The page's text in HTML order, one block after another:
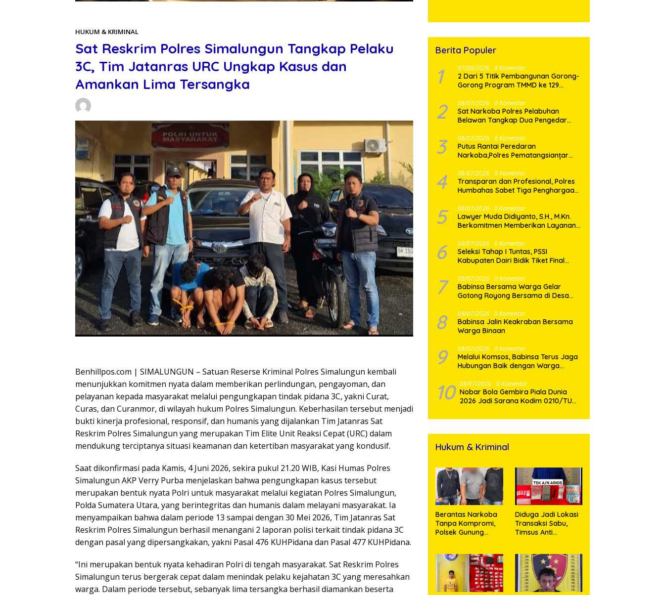
HUKUM & KRIMINAL
Sat Reskrim Polres Simalungun Tangkap Pelaku
3C, Tim Jatanras URC Ungkap Kasus dan
Amankan Lima Tersangka
Benhillpos.com | SIMALUNGUN – Satuan Reserse Kriminal Polres Simalungun kembali
menunjukkan komitmen nyata dalam memberikan perlindungan, pengayoman, dan
pelayanan kepada masyarakat melalui pengungkapan tindak pidana 3C, yakni Curat,
Curas, dan Curanmor, di wilayah hukum Polres Simalungun. Keberhasilan tersebut menjadi
bukti kinerja profesional, responsif, dan humanis yang dijalankan Tim Jatanras Sat
Reskrim Polres Simalungun yang merupakan Tim Elite Unit Reaksi Cepat (URC) dalam
mendukung terciptanya situasi keamanan dan ketertiban masyarakat yang kondusif.
Saat dikonfirmasi pada Kamis, 4 Juni 2026, sekira pukul 21.20 WIB, Kasi Humas Polres
Simalungun AKP Verry Purba menjelaskan bahwa pengungkapan kasus tersebut
merupakan bentuk nyata Polri untuk masyarakat melalui kegiatan Polres Simalungun,
Polda Sumatera Utara, yang berintegritas dan humanis dalam melayani masyarakat. Ia
menyampaikan bahwa dalam periode 13 sampai dengan 30 Mei 2026, Tim Jatanras Sat
Reskrim Polres Simalungun berhasil menangani 2 laporan polisi terkait tindak pidana 3C
dengan pasal yang dipersangkakan, yakni Pasal 476 KUHPidana dan Pasal 477 KUHPidana.
“Ini merupakan bentuk nyata kehadiran Polri di tengah masyarakat. Sat Reskrim Polres
Simalungun terus bergerak cepat dalam menindak pelaku kejahatan 3C yang meresahkan
warga. Dalam periode tersebut, sebanyak lima tersangka berhasil diamankan beserta
Berita Populer
1 07/08/2026 0 Komentar
2 Dari 5 Titik Pembangunan Gorong-
Gorong Program TMMD ke 129
2 08/07/2026 0 Komentar
Sat Narkoba Polres Pelabuhan
Belawan Tangkap Dua Pengedar
3 08/07/2026 0 Komentar
Putus Rantai Peredaran
Narkoba,Polres Pematangsianțar
4 08/07/2026 0 Komentar
Transparan dan Profesional, Polres
Humbahas Sabet Tiga Penghargaan
5 08/07/2026 0 Komentar
Lawyer Muda Didiyanto, S.H., M.Kn.
Berkomitmen Memberikan Layanan
Pada Keadilan
6 08/07/2026 0 Komentar
Seleksi Tahap I Tuntas, PSSI
Kabupaten Dairi Bidik Tiket Final
7 08/07/2026 0 Komentar
Babinsa Bersama Warga Gelar
Gotong Royong Bersama di Desa
8 08/07/2026 0 Komentar
Babinsa Jalin Keakraban Bersama
Warga Binaan
9 08/07/2026 0 Komentar
Melalui Komsos, Babinsa Terus Jaga
Hubungan Baik dengan Warga
10 08/07/2026 0 Komentar
Nobar Bola Gembira Piala Dunia
2026 Jadi Sarana Kodim 0210/TU
Kebersamaan dengan Warga
Hukum & Kriminal
Berantas Narkoba
Tanpa Kompromi,
Polsek Gunung
Nagori Karangsari
Diduga Jadi Lokasi
Transaksi Sabu,
Timsus Anti
Seorang Pria
dengan Barang
Bukti 63,67 Gram
Sabu